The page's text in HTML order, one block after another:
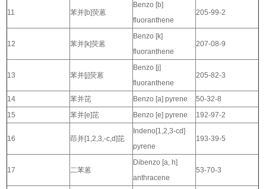
11 苯并[b]荧蒽
Benzo [b]
fluoranthene
205-99-2
12 苯并[k]荧蒽
Benzo [k]
fluoranthene
207-08-9
13 苯并[j]荧蒽
Benzo [j]
fluoranthene
205-82-3
14 苯并芘 Benzo [a] pyrene
50-32-8
15
苯并[e]芘 Benzo [e] pyrene 192-97-2
16 茚并[1,2,3,-c,d]芘
Indeno[1,2,3-cd]
pyrene
193-39-5
17 二苯蒽
Dibenzo [a, h]
anthracene
53-70-3